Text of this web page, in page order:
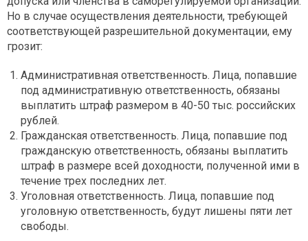
Но в случае осуществления деятельности, требующей
соответствующей разрешительной документации, ему
грозит:
Административная ответственность. Лица, попавшие
под административную ответственность, обязаны
выплатить штраф размером в 40-50 тыс. российских
рублей.
Гражданская ответственность. Лица, попавшие под
гражданскую ответственность, обязаны выплатить
штраф в размере всей доходности, полученной ими в
течение трех последних лет.
Уголовная ответственность. Лица, попавшие под
уголовную ответственность, будут лишены пяти лет
свободы.